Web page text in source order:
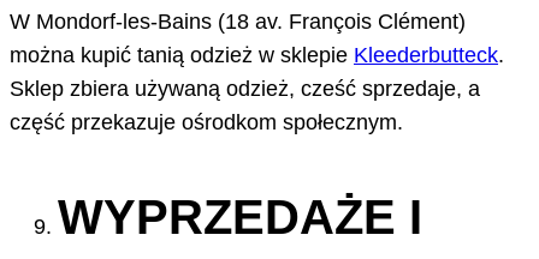
W Mondorf-les-Bains (18 av. François Clément)
można kupić tanią odzież w sklepie Kleederbutteck.
Sklep zbiera używaną odzież, cześć sprzedaje, a
część przekazuje ośrodkom społecznym.
WYPRZEDAŻE I